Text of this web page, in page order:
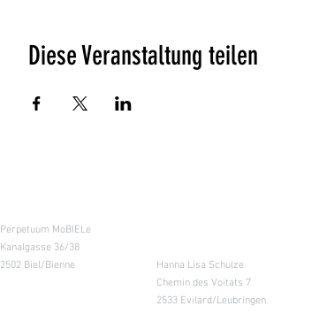
Diese Veranstaltung teilen
Perpetuum MoBIELe
Kanalgasse 36/38
2502 Biel/Bienne
Hanna Lisa Schulze
Chemin des Voitats 7
2533 Evilard/Leubringen